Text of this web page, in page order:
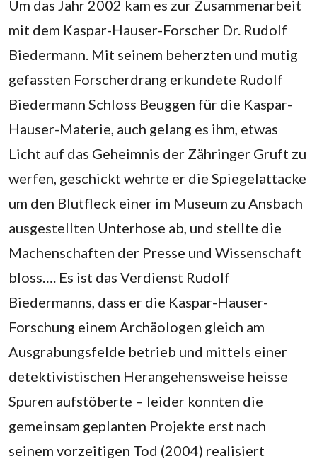
Um das Jahr 2002 kam es zur Zusammenarbeit
mit dem Kaspar-Hauser-Forscher Dr. Rudolf
Biedermann. Mit seinem beherzten und mutig
gefassten Forscherdrang erkundete Rudolf
Biedermann Schloss Beuggen für die Kaspar-
Hauser-Materie, auch gelang es ihm, etwas
Licht auf das Geheimnis der Zähringer Gruft zu
werfen, geschickt wehrte er die Spiegelattacke
um den Blutfleck einer im Museum zu Ansbach
ausgestellten Unterhose ab, und stellte die
Machenschaften der Presse und Wissenschaft
bloss…. Es ist das Verdienst Rudolf
Biedermanns, dass er die Kaspar-Hauser-
Forschung einem Archäologen gleich am
Ausgrabungsfelde betrieb und mittels einer
detektivistischen Herangehensweise heisse
Spuren aufstöberte – leider konnten die
gemeinsam geplanten Projekte erst nach
seinem vorzeitigen Tod (2004) realisiert